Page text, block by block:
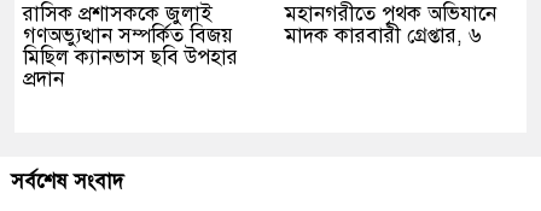
রাসিক প্রশাসককে জুলাই
গণঅভ্যুত্থান সম্পর্কিত বিজয়
মিছিল ক্যানভাস ছবি উপহার
প্রদান
মহানগরীতে পৃথক অভিযানে
মাদক কারবারী গ্রেপ্তার, ৬
সর্বশেষ সংবাদ